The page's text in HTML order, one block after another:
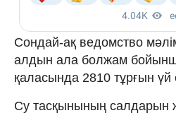
Сондай-ақ ведомство
алдын ала болжам
қаласында 2810 тұрғын
Су тасқынының салдарын